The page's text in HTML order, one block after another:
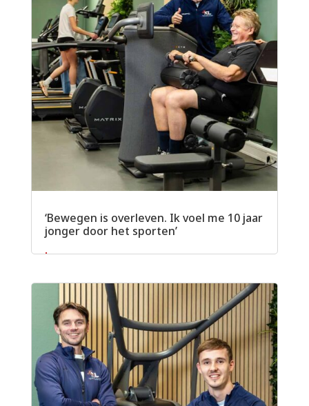
‘Bewegen is overleven. Ik voel me 10 jaar
jonger door het sporten’
Lees meer